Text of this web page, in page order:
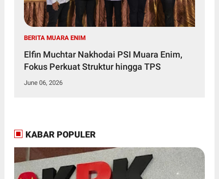
BERITA MUARA ENIM
Elfin Muchtar Nakhodai PSI Muara Enim,
Fokus Perkuat Struktur hingga TPS
June 06, 2026
KABAR POPULER